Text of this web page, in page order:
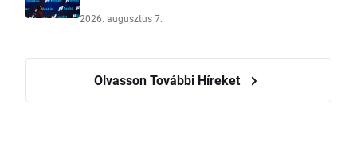
2026. augusztus 7.
Olvasson További Híreket